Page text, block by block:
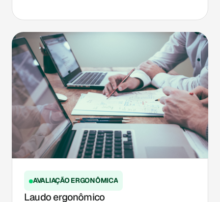
AVALIAÇÃO ERGONÔMICA
Laudo ergonômico